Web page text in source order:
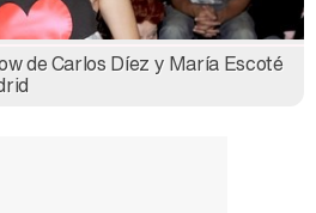
de Carlos Díez y María Escoté